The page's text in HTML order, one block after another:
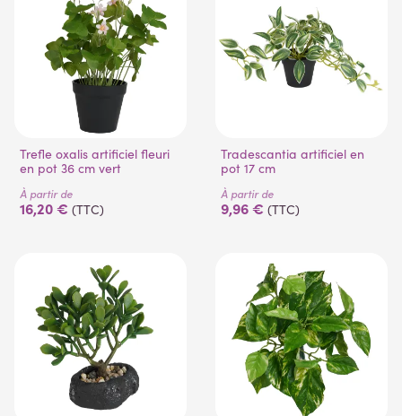
Trefle oxalis artificiel fleuri
en pot 36 cm vert
À partir de
16,20 € (TTC)
Tradescantia artificiel en
pot 17 cm
À partir de
9,96 € (TTC)